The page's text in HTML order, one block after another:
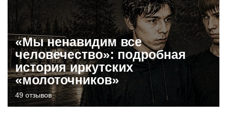
«Мы ненавидим все
человечество»: подробная
история иркутских
«молоточников»
49 отзывов